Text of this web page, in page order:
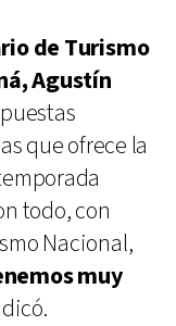
de Turismo
Agustín
que ofrece la
todo, con
Nacional,
muy